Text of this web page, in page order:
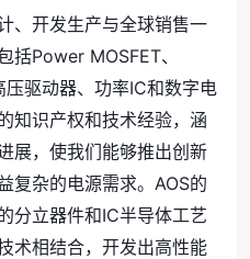
、开发生产与全球销售一
括Power MOSFET、
驱动器、功率IC和数字电
知识产权和技术经验，涵
展，使我们能够推出创新
复杂的电源需求。AOS的
分立器件和IC半导体工艺
术相结合，开发出高性能